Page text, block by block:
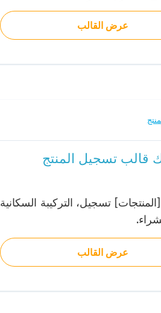
عرض القالب
قالب تسجيل المنتج
تسجيل، التركيبة السكانية
عرض القالب